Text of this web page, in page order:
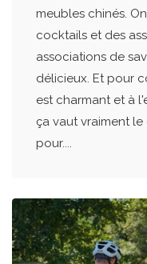
meubles chinés.
cocktails et des
associations de
délicieux. Et pour
est charmant et à
ça vaut vraiment
pour....